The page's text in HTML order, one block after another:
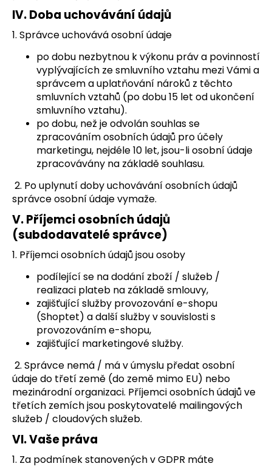
IV.Doba uchovávání údajů
1. Správce uchovává osobní údaje
po dobu nezbytnou k výkonu práv a povinností
vyplývajících ze smluvního vztahu mezi Vámi a
správcem a uplatňování nároků z těchto
smluvních vztahů (po dobu 15 let od ukončení
smluvního vztahu).
po dobu, než je odvolán souhlas se
zpracováním osobních údajů pro účely
marketingu, nejdéle 10 let, jsou-li osobní údaje
zpracovávány na základě souhlasu.
2. Po uplynutí doby uchovávání osobních údajů
správce osobní údaje vymaže.
V.Příjemci osobních údajů
(subdodavatelé správce)
1. Příjemci osobních údajů jsou osoby
podílející se na dodání zboží / služeb /
realizaci plateb na základě smlouvy,
zajišťující služby provozování e-shopu
(Shoptet) a další služby v souvislosti s
provozováním e-shopu,
zajišťující marketingové služby.
2. Správce nemá / má v úmyslu předat osobní
údaje do třetí země (do země mimo EU) nebo
mezinárodní organizaci. Příjemci osobních údajů ve
třetích zemích jsou poskytovatelé mailingových
služeb / cloudových služeb.
VI.Vaše práva
1. Za podmínek stanovených v GDPR máte